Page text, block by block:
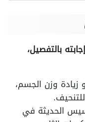
بالتفصيل،
زيادة وزن الجسم،
الحديثة في